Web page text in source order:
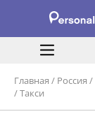
Главная / Россия /
/Такси